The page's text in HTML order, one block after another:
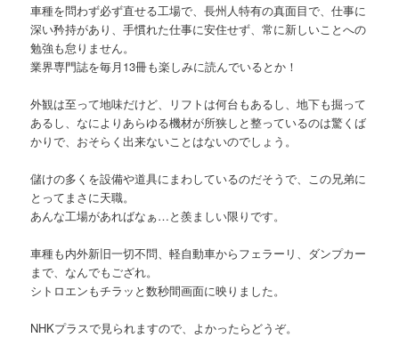
車種を問わず必ず直せる工場で、長州人特有の真面目で、仕事に
深い矜持があり、手慣れた仕事に安住せず、常に新しいことへの
勉強も怠りません。
業界専門誌を毎月13冊も楽しみに読んでいるとか！
外観は至って地味だけど、リフトは何台もあるし、地下も掘って
あるし、なによりあらゆる機材が所狭しと整っているのは驚くば
かりで、おそらく出来ないことはないのでしょう。
儲けの多くを設備や道具にまわしているのだそうで、この兄弟に
とってまさに天職。
あんな工場があればなぁ…と羨ましい限りです。
車種も内外新旧一切不問、軽自動車からフェラーリ、ダンプカー
まで、なんでもござれ。
シトロエンもチラッと数秒間画面に映りました。
NHKプラスで見られますので、よかったらどうぞ。